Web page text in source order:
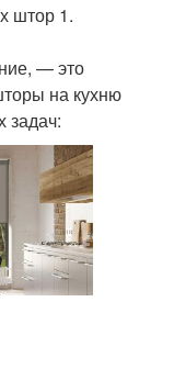
штор 1.
— это
на кухню
задач: